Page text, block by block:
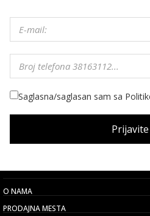
Saglasna/saglasan sam sa
O NAMA
PRODAJNA MESTA